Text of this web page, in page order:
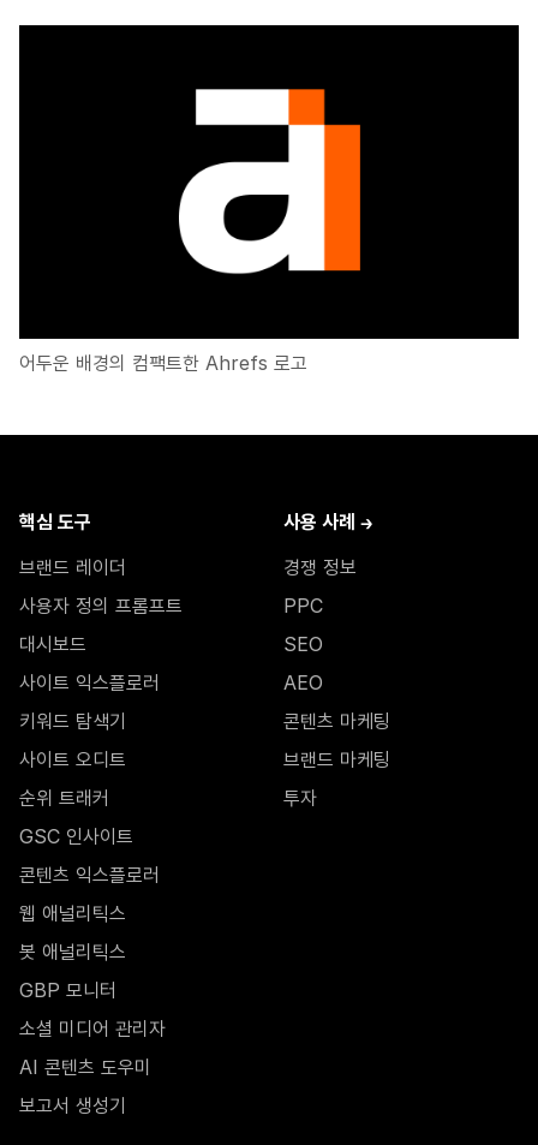
어두운 배경의 컴팩트한 Ahrefs 로고
핵심 도구
브랜드 레이더
사용자 정의 프롬프트
대시보드
사이트 익스플로러
키워드 탐색기
사이트 오디트
순위 트래커
GSC 인사이트
콘텐츠 익스플로러
웹 애널리틱스
봇 애널리틱스
GBP 모니터
소셜 미디어 관리자
AI 콘텐츠 도우미
보고서 생성기
사용 사례 →
경쟁 정보
PPC
SEO
AEO
콘텐츠 마케팅
브랜드 마케팅
투자